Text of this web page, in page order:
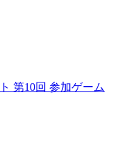
第10回 参加ゲーム